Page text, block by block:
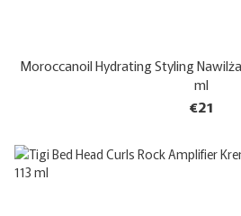
Moroccanoil Hydrating Styling
ml
€21